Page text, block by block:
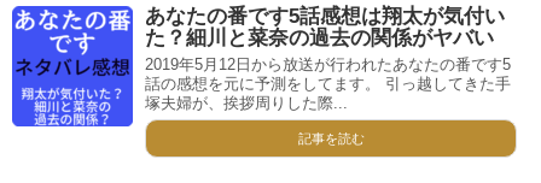
あなたの番です5話感想は翔太が気付い
た？細川と菜奈の過去の関係がヤバい
2019年5月12日から放送が行われたあなたの番です5
話の感想を元に予測をしてます。 引っ越してきた手
塚夫婦が、挨拶周りした際...
記事を読む